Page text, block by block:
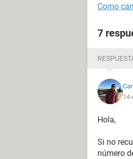
Como
7
14
Hola,
Si no
número